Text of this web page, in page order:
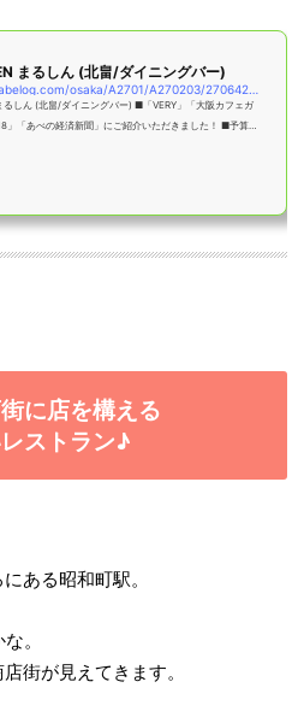
まるしん (北畠/ダイニングバー)
るしん (北畠/ダイニングバー) ■「VERY」「大阪カフェガ
」「あべの経済新聞」にご紹介いただきました！ ■予算
に店を構える
ストラン♪
ある昭和町駅。
。
街が見えてきます。